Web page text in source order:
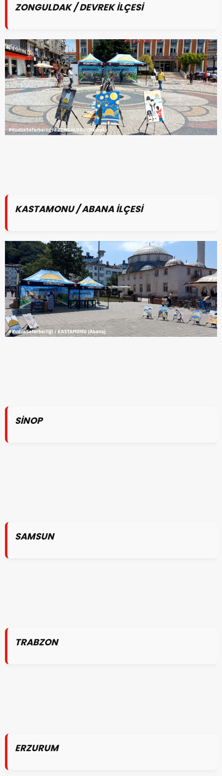
ZONGULDAK / DEVREK İLÇESİ
KASTAMONU / ABANA İLÇESİ
SİNOP
SAMSUN
TRABZON
ERZURUM